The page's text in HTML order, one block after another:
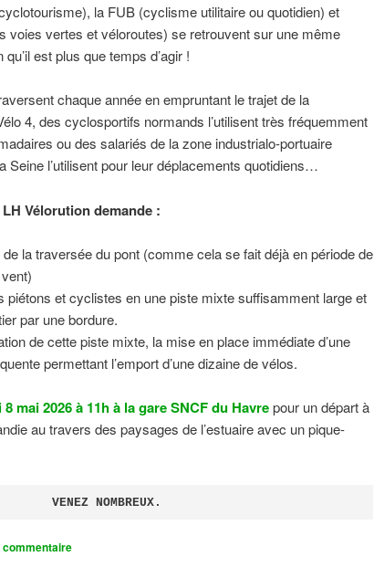
la FUB (cyclisme utilitaire ou quotidien) et
voies vertes et véloroutes) se retrouvent sur une même
est plus que temps d’agir !
chaque année en empruntant le trajet de la
4, des cyclosportifs normands l’utilisent très fréquemment
ou des salariés de la zone industrialo-portuaire
Seine l’utilisent pour leur déplacements quotidiens…
Vélorution demande :
la traversée du pont (comme cela se fait déjà en période de
piétons et cyclistes en une piste mixte suffisamment large et
par une bordure.
de cette piste mixte, la mise en place immédiate d’une
permettant l’emport d’une dizaine de vélos.
mai 2026 à 11h à la gare SNCF du Havrepour un départ à
au travers des paysages de l’estuaire avec un pique-
VENEZ NOMBREUX.
commentaire